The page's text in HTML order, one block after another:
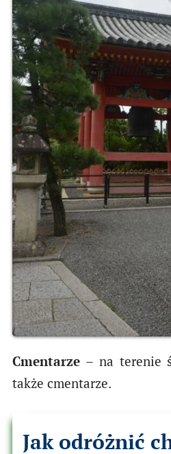
Cmentarze– na terenie
także cmentarze.
Jak odróżnić